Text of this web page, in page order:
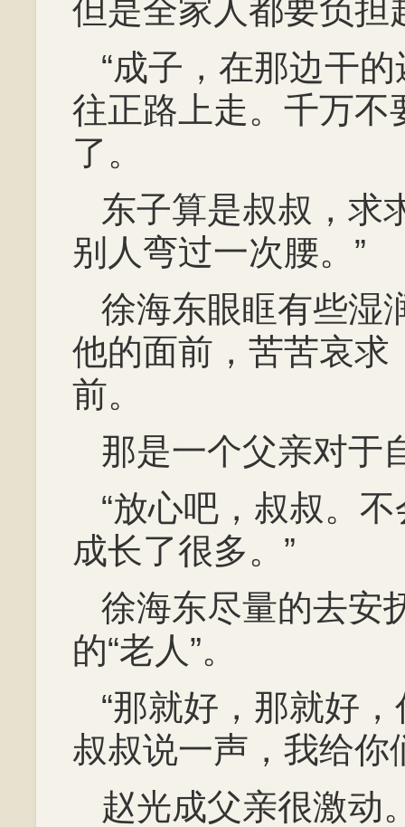
但是全家人都要负担
“成子，在那边干
往正路上走。千万不
了。
东子算是叔叔，求
别人弯过一次腰。”
徐海东眼眶有些湿
他的面前，苦苦哀求
前。
那是一个父亲对于
“放心吧，叔叔。
成长了很多。”
徐海东尽量的去安
的“老人”。
“那就好，那就好
叔叔说一声，我给你
赵光成父亲很激动